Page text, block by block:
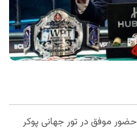
تا ژوئن سال 2018، سکستون 15 حضور موفق در تور جهانی پوکر